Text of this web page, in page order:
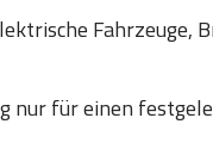
Fahrzeuge,
nur für einen